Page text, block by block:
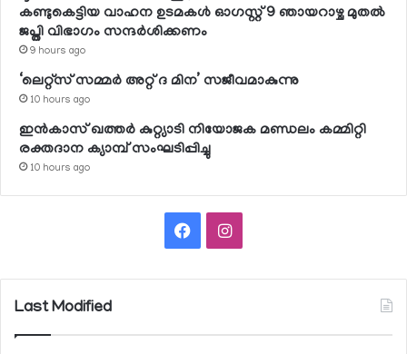
കണ്ടുകെട്ടിയ വാഹന ഉടമകള്‍ ഓഗസ്റ്റ് 9 ഞായറാഴ്ച മുതല്‍
ജപ്തി വിഭാഗം സന്ദര്‍ശിക്കണം
9 hours ago
‘ലെറ്റ്‌സ് സമ്മര്‍ അറ്റ് ദ മിന’ സജീവമാകുന്നു
10 hours ago
ഇന്‍കാസ് ഖത്തര്‍ കുറ്റ്യാടി നിയോജക മണ്ഡലം കമ്മിറ്റി
രക്തദാന ക്യാമ്പ് സംഘടിപ്പിച്ചു
10 hours ago
FacebookInstagram
Last Modified